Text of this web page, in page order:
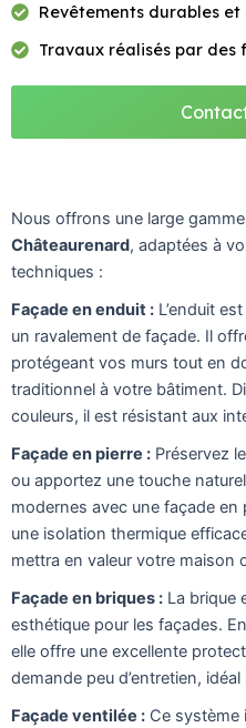
Revêtements durables
Travaux réalisés par des
Nous offrons une large
Châteaurenard, adaptées à
techniques :
Façade en enduit : L’enduit
un ravalement de façade. Il
protégeant vos murs tout en
traditionnel à votre bâtiment.
couleurs, il est résistant aux
Façade en pierre : Préservez
ou apportez une touche
modernes avec une façade
une isolation thermique
mettra en valeur votre maison
Façade en briques : La brique
esthétique pour les façades.
elle offre une excellente
demande peu d’entretien,
Façade ventilée : Ce système